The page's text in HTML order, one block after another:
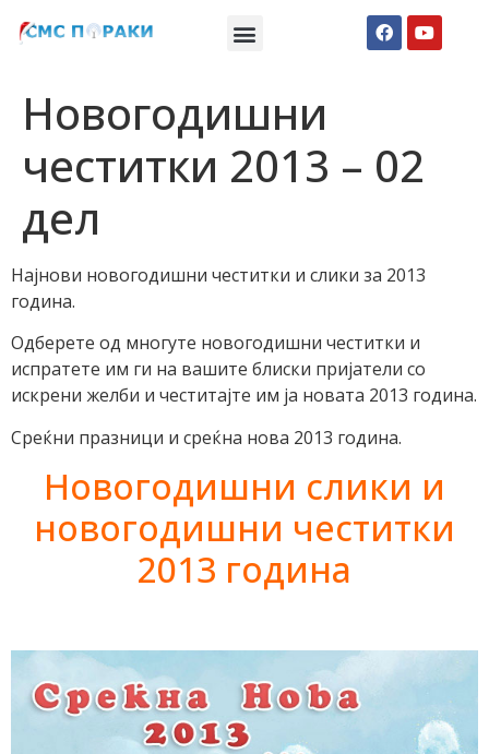
Новогодишни
честитки 2013 – 02
дел
Најнови новогодишни честитки и слики за 2013
година.
Одберете од многуте новогодишни честитки и
испратете им ги на вашите блиски пријатели со
искрени желби и честитајте им ја новата 2013 година.
Среќни празници и среќна нова 2013 година.
Новогодишни слики и
новогодишни честитки
2013 година